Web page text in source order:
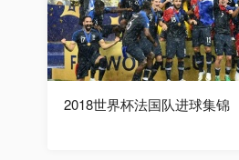
2018世界杯法国队进球集锦